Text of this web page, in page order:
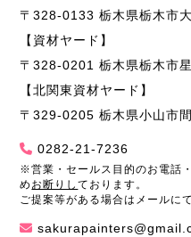
〒328-0133 栃木県栃木市
【資材ヤード】
〒328-0201 栃木県栃木市
【北関東資材ヤード】
〒329-0205 栃木県小山市
0282-21-7236
※営業・セールス目的のお電話
め お断りしております。
ご提案等がある場合はメールに